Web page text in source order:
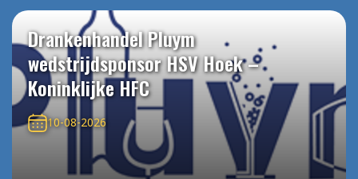
Drankenhandel Pluym
wedstrijdsponsor HSV Hoek –
Koninklijke HFC
10-08-2026